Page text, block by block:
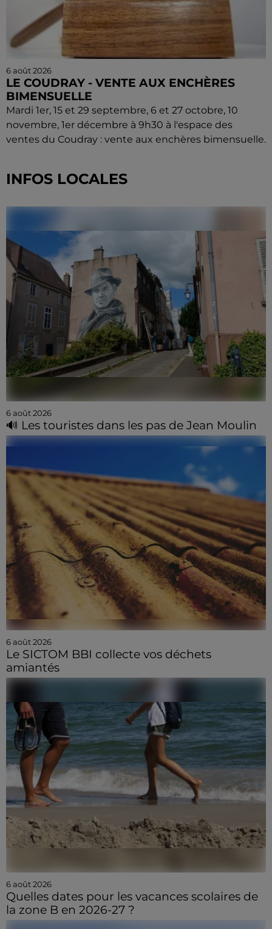
6 août 2026
LE COUDRAY - VENTE AUX ENCHÈRES
BIMENSUELLE
Mardi 1er, 15 et 29 septembre, 6 et 27 octobre, 10
novembre, 1er décembre à 9h30 à l'espace des
ventes du Coudray : vente aux enchères bimensuelle.
INFOS LOCALES
6 août 2026
🔊 Les touristes dans les pas de Jean Moulin
6 août 2026
Le SICTOM BBI collecte vos déchets
amiantés
6 août 2026
Quelles dates pour les vacances scolaires de
la zone B en 2026-27 ?